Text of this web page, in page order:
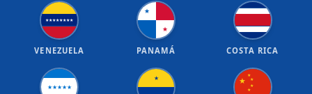
★★★★★★★★
VENEZUELA
★
★
PANAMÁ COSTA RICA
★★★★★
★ ★
★
★
★
★